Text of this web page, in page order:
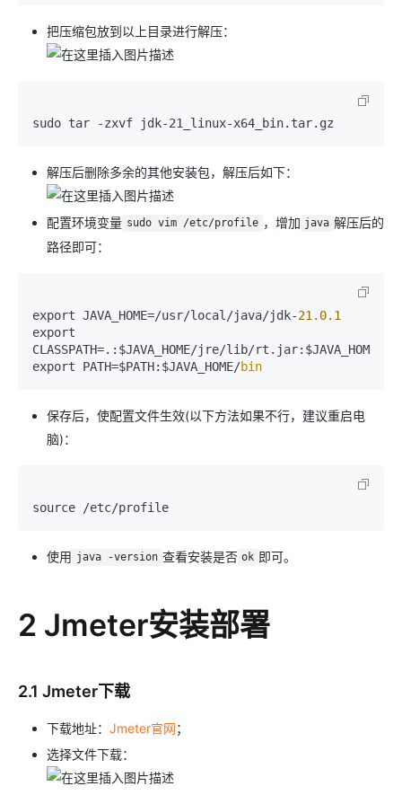
把压缩包放到以上目录进行解压：
解压后删除多余的其他安装包，解压后如下：
配置环境变量 sudo vim /etc/profile ，增加 java 解压后的
路径即可：
export JAVA_HOME=/usr/local/java/jdk-21.0.1
export
CLASSPATH=.:$JAVA_HOME/jre/lib/
export PATH=$PATH:$JAVA_HOME/bin
保存后，使配置文件生效(以下方法如果不行，建议重启电
脑)：
使用 java -version 查看安装是否 ok 即可。
2 Jmeter安装部署
2.1 Jmeter下载
下载地址： Jmeter官网；
选择文件下载：